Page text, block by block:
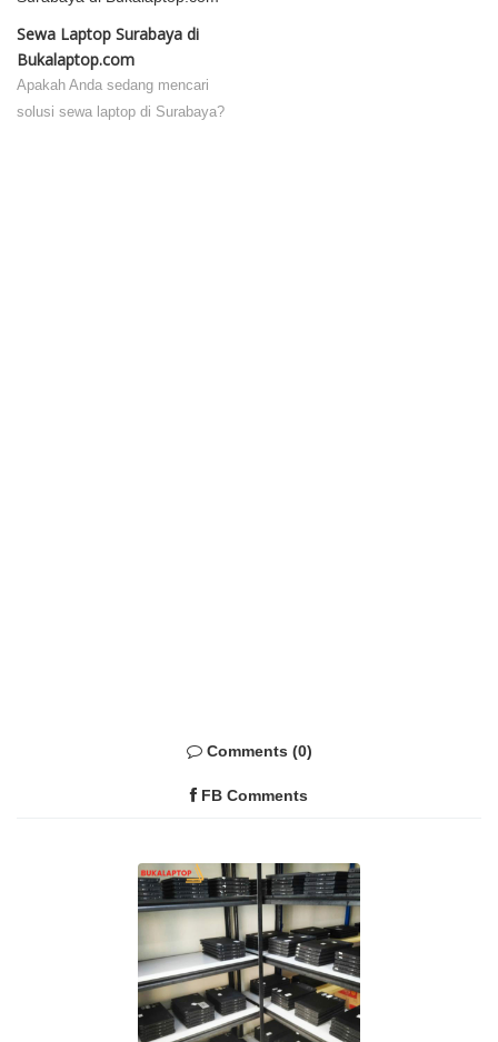
Sewa Laptop Surabaya di
Bukalaptop.com
Apakah Anda sedang mencari
solusi sewa laptop di Surabaya?
Comments (0)
FB Comments